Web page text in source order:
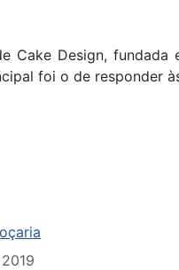
Cake Design,
foi o de responder